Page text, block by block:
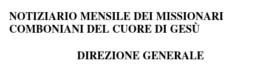
NOTIZIARIO MENSILE DEI MISSIONARI
COMBONIANI DEL CUORE DI GESÙ
DIREZIONE GENERALE